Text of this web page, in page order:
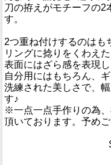
刀の拵えがモチーフの2
す。
2つ重ね付けするのはも
リングに捻りをくわえ
表面にはざら感を表現
自分用にはもちろん、
洗練された美しさで、
す♪
※一点一点手作りの為
頂いております。予めご